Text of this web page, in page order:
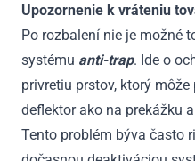
Upozornenie k vráteniu
Po rozbalení nie je možné
systému anti-trap. Ide o
privretiu prstov, ktorý
deflektor ako na prekážku
Tento problém býva často